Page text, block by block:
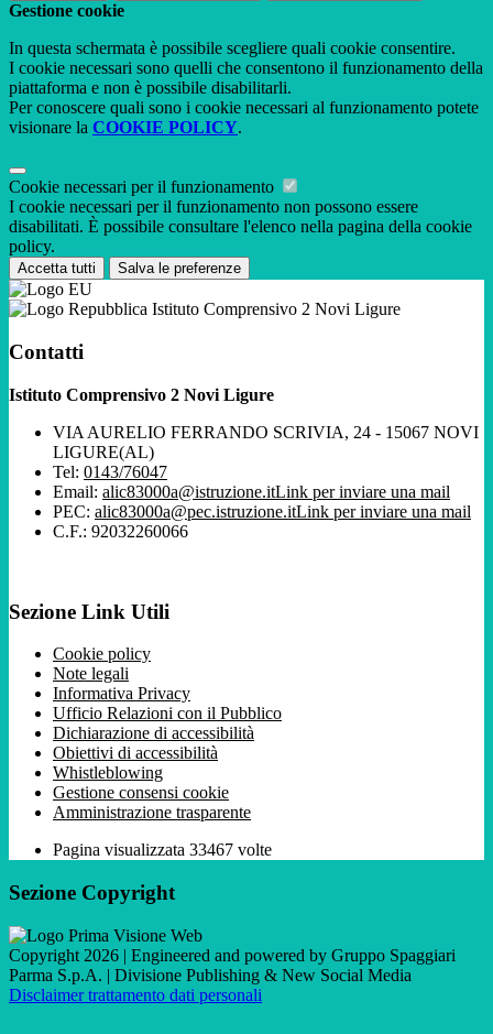
Gestione cookie
In questa schermata è possibile scegliere quali cookie consentire.
I cookie necessari sono quelli che consentono il funzionamento della
piattaforma e non è possibile disabilitarli.
Per conoscere quali sono i cookie necessari al funzionamento potete
visionare la COOKIE POLICY.
Cookie necessari per il funzionamento
I cookie necessari per il funzionamento non possono essere
disabilitati. È possibile consultare l'elenco nella pagina della cookie
policy.
Accetta tutti Salva le preferenze
Istituto Comprensivo 2 Novi Ligure
Contatti
Istituto Comprensivo 2 Novi Ligure
VIA AURELIO FERRANDO SCRIVIA, 24 - 15067 NOVI
LIGURE(AL)
Tel: 0143/76047
Email: alic83000a@istruzione.itLink per inviare una mail
PEC: alic83000a@pec.istruzione.itLink per inviare una mail
C.F.: 92032260066
Sezione Link Utili
Cookie policy
Note legali
Informativa Privacy
Ufficio Relazioni con il Pubblico
Dichiarazione di accessibilità
Obiettivi di accessibilità
Whistleblowing
Gestione consensi cookie
Amministrazione trasparente
Pagina visualizzata 33467 volte
Sezione Copyright
Copyright 2026 | Engineered and powered by Gruppo Spaggiari
Parma S.p.A. | Divisione Publishing & New Social Media
Disclaimer trattamento dati personali